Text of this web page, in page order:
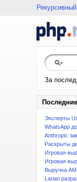
За
Последние
Эксперты
WhatsApp
Anthropic
Раскрыты
Игровая
Игровая
Выручка
Larian